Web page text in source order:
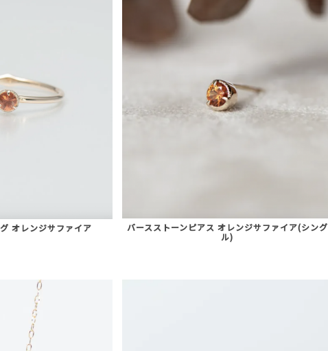
オレンジサファイア
バースストーンピアス オレンジサファイア(シング
ル)
AURORA GRAN BRIDAL